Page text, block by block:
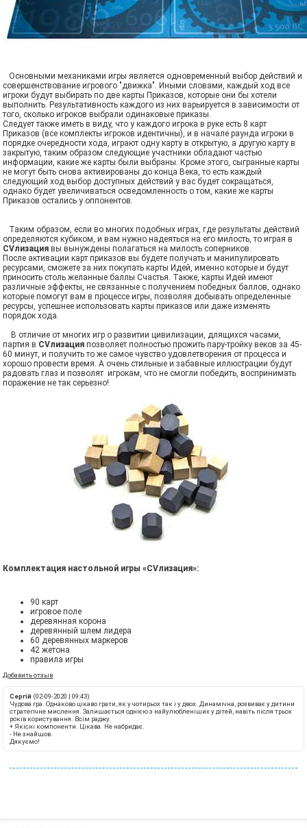
Основными механиками игры является одновременный выбор действий и
совершенствование игрового "движка". Иными словами, каждый ход все
игроки будут выбирать по две карты Приказов, которые они бы хотели
выполнить. Результативность каждого из них варьируется в зависимости от
того, сколько игроков выбрали одинаковые приказы.
Следует также иметь в виду, что у каждого игрока в руке есть 8 карт
Приказов (все комплекты игроков идентичны), и в начале раунда игроки в
порядке очередности хода, играют одну карту в открытую, а другую карту в
закрытую, таким образом следующие участники обладают частью
информации, какие же карты были выбраны. Кроме этого, сыгранные карты
не могут быть снова активированы до конца Века, то есть каждый
следующий ход выбор доступных действий у вас будет сокращаться,
однако будет увеличиваться осведомленность о том, какие же карты
Приказов остались у оппонентов.
Таким образом, если во многих подобных играх, где результаты действий
определяются кубиком, и вам нужно надеяться на его милость, то играя в
CVлизациявы вынуждены полагаться на милость соперников.
После активации карт приказов вы будете получать и манипулировать
ресурсами, сможете за них покупать карты Идей, именно которые и будут
приносить столь желанные баллы Счастья. Также, карты Идей имеют
различные эффекты, не связанные с получением победных баллов, однако
которые помогут вам в процессе игры, позволяя добывать определенные
ресурсы, успешнее использовать карты приказов или даже изменять
порядок хода.
В отличие от многих игр о развитии цивилизации, длящихся часами,
партия в CVлизация позволяет полностью прожить пару-тройку веков за 45-
60 минут, и получить то же самое чувство удовлетворения от процесса и
хорошо провести время. А очень стильные и забавные иллюстрации будут
радовать глаз и позволят игрокам, что не смогли победить, воспринимать
поражение не так серьезно!
Комплектация настольной игры «CVлизация»:
90 карт
игровое поле
деревянная корона
деревянный шлем лидера
60 деревянных маркеров
42 жетона
правила игры
Добавить отзыв
Сергій (02-09-2020 | 09:43)
Чудова гра. Однаково цікаво грати, як у чотирьох так і у двох. Динамічна, розвиває у дитини
стратегічне мислення. Залишається однією з найулюбленіших у дітей, навіть після трьох
років користування. Всім раджу.
+ Якісні компоненти. Цікава. Не набридає.
- Не знайшов.
Дякуємо!